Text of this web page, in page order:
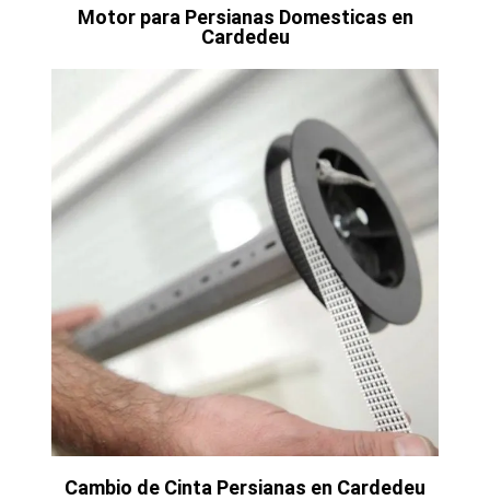
Motor para Persianas Domesticas en
Cardedeu
Cambio de Cinta Persianas en Cardedeu